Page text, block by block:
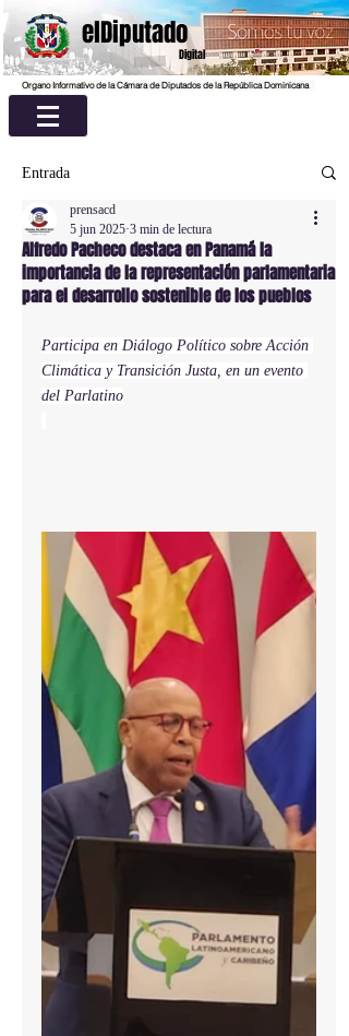
elDiputado
Digital
Organo Informativo de la Cámara de Diputados de la República Dominicana
Entrada
Alfredo Pacheco destaca en Panamá la
importancia de la representación parlamentaria
para el desarrollo sostenible de los pueblos
prensacd
5 jun 2025 3 min de lectura
Participa en Diálogo Político sobre Acción
Climática y Transición Justa, en un evento
del Parlatino